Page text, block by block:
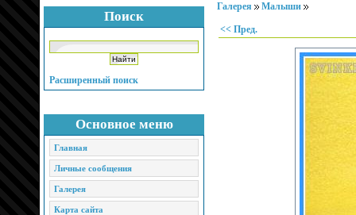
Поиск
Расширенный поиск
Основное меню
Главная
Личные сообщения
Галерея
Карта сайта
Галерея Малыши
<< Пред.